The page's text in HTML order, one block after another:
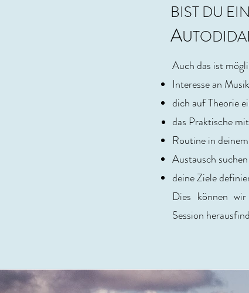
BIST DU EIN
A
Auch das ist
Interesse an
dich auf Theorie
das Praktische
Routine in
Austausch
deine Ziele
Dies können
Session